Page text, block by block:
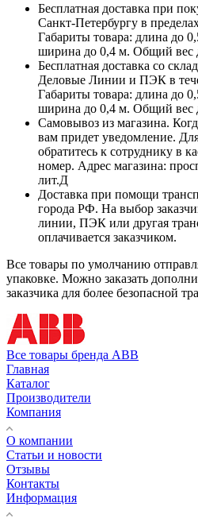
Бесплатная доставка при
Санкт-Петербургу в
Габариты товара: длина до
ширина до 0,4 м. Общий вес
Бесплатная доставка со
Деловые Линии и ПЭК в
Габариты товара: длина до
ширина до 0,4 м. Общий вес
Самовывоз из магазина.
вам придет уведомление.
обратитесь к сотруднику в
номер. Адрес магазина:
лит.Д
Доставка при помощи
города РФ. На выбор
линии, ПЭК или другая
оплачивается заказчиком.
Все товары по умолчанию
упаковке. Можно заказать
заказчика для более безопасной
Все товары бренда ABB
Главная
Каталог
Производители
Компания
О компании
Статьи и новости
Отзывы
Контакты
Информация